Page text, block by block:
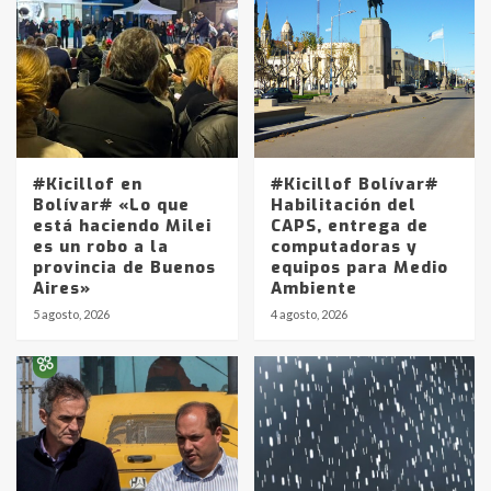
#Kicillof en
Bolívar# «Lo que
está haciendo Milei
es un robo a la
provincia de Buenos
Aires»
5 agosto, 2026
#Kicillof Bolívar#
Habilitación del
CAPS, entrega de
computadoras y
equipos para Medio
Ambiente
4 agosto, 2026
Identidad de los adolescentes
pampeanos que fueron
protagonistas del fatal accidente
en la mañana del lunes